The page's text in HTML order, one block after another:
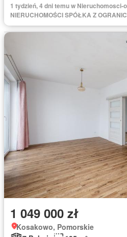
1 tydzień, 4 dni temu w Nieruchomosci-
NIERUCHOMOŚCI SPÓŁKA Z
ODPOWIEDZIALNOŚCIĄ
1 049 000 zł
Kosakowo, Pomorskie